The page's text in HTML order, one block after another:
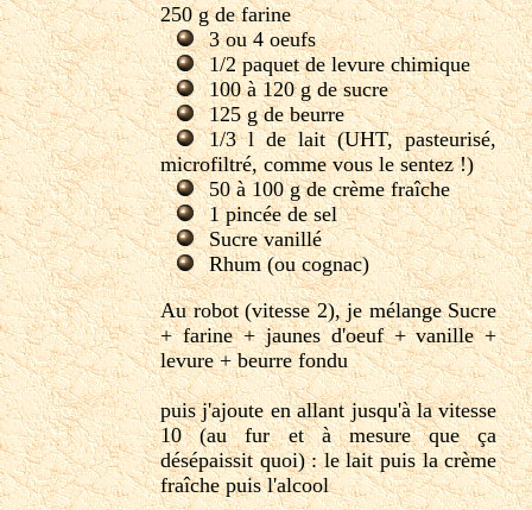
250 g de farine
3 ou 4 oeufs
1/2 paquet de levure chimique
100 à 120 g de sucre
125 g de beurre
1/3 l de lait (UHT, pasteurisé,
microfiltré, comme vous le sentez !)
50 à 100 g de crème fraîche
1 pincée de sel
Sucre vanillé
Rhum (ou cognac)
Au robot (vitesse 2), je mélange Sucre
+ farine + jaunes d'oeuf + vanille +
levure + beurre fondu
puis j'ajoute en allant jusqu'à la vitesse
10 (au fur et à mesure que ça
désépaissit quoi) : le lait puis la crème
fraîche puis l'alcool